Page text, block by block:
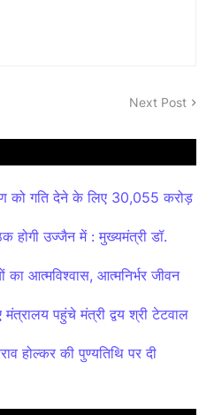
Next Post
को गति देने के लिए 30,055 करोड़
होगी उज्जैन में : मुख्यमंत्री डॉ.
का आत्मविश्वास, आत्मनिर्भर जीवन
पहुंचे मंत्री द्वय श्री टेटवाल
होल्कर की पुण्यतिथि पर दी